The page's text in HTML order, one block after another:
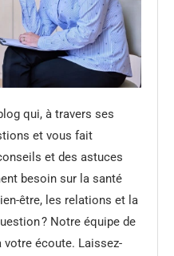
qui, à travers ses
et vous fait
et des astuces
besoin sur la santé
être, les relations et la
? Notre équipe de
écoute. Laissez-